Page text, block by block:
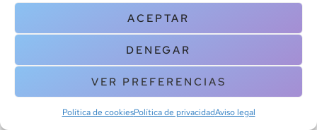
ACEPTAR
DENEGAR
VER PREFERENCIAS
Política de cookiesPolítica de privacidadAviso legal
CONTACTO
Copyright © 2025 Canoa Libros. All Rights Reserved |
cookies
| Aviso legal